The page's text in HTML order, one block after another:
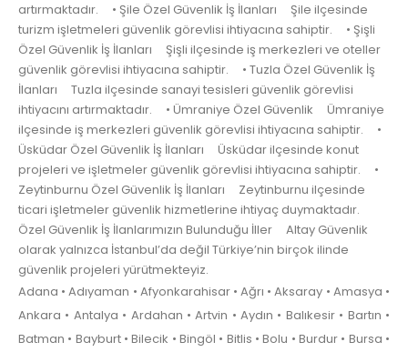
artırmaktadır. • Şile Özel Güvenlik İş İlanları Şile ilçesinde
turizm işletmeleri güvenlik görevlisi ihtiyacına sahiptir. • Şişli
Özel Güvenlik İş İlanları Şişli ilçesinde iş merkezleri ve oteller
güvenlik görevlisi ihtiyacına sahiptir. • Tuzla Özel Güvenlik İş
İlanları Tuzla ilçesinde sanayi tesisleri güvenlik görevlisi
ihtiyacını artırmaktadır. • Ümraniye Özel Güvenlik Ümraniye
ilçesinde iş merkezleri güvenlik görevlisi ihtiyacına sahiptir. •
Üsküdar Özel Güvenlik İş İlanları Üsküdar ilçesinde konut
projeleri ve işletmeler güvenlik görevlisi ihtiyacına sahiptir. •
Zeytinburnu Özel Güvenlik İş İlanları Zeytinburnu ilçesinde
ticari işletmeler güvenlik hizmetlerine ihtiyaç duymaktadır.
Özel Güvenlik İş İlanlarımızın Bulunduğu İller Altay Güvenlik
olarak yalnızca İstanbul’da değil Türkiye’nin birçok ilinde
güvenlik projeleri yürütmekteyiz.
Adana • Adıyaman • Afyonkarahisar • Ağrı • Aksaray • Amasya •
Ankara • Antalya • Ardahan • Artvin • Aydın • Balıkesir • Bartın •
Batman • Bayburt • Bilecik • Bingöl • Bitlis • Bolu • Burdur • Bursa •